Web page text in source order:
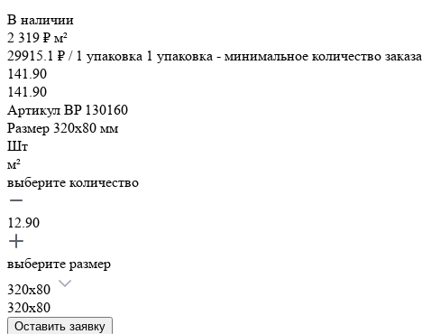
В наличии
2 319 ₽ м²
29915.1 ₽ / 1 упаковка 1 упаковка - минимальное количество заказа
141.90
141.90
Артикул BP 130160
Размер 320x80 мм
Шт
м²
выберите количество
12.90
выберите размер
320x80
320x80
Оставить заявку